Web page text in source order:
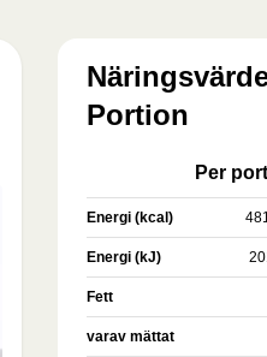
Portion
Per
Energi (kcal)
Energi (kJ)
Fett
varav mättat